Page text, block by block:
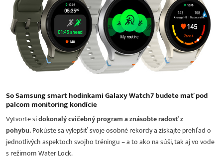
So Samsung smart hodinkami Galaxy Watch7 budete mať pod
palcom monitoring kondície
Vytvorte sidokonalý cvičebný program a znásobte radosť z
pohybu.Pokúste sa vylepšiť svoje osobné rekordy a získajte prehľad o
jednotlivých aspektoch svojho tréningu – a to ako na súši, tak aj vo vode
s režimom Water Lock.